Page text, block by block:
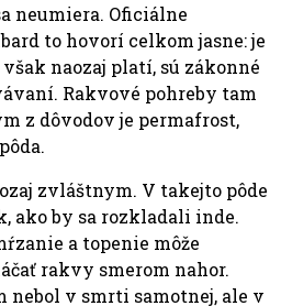
neumiera. Oficiálne
to hovorí celkom jasne: je
naozaj platí, sú zákonné
Rakvové pohreby tam
z dôvodov je permafrost,
zvláštnym. V takejto pôde
ako by sa rozkladali inde.
a topenie môže
rakvy smerom nahor.
nebol v smrti samotnej, ale v